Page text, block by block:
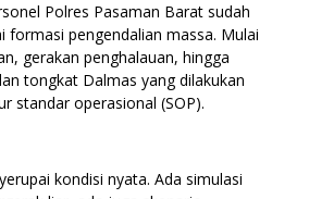
Polres Pasaman Barat sudah
formasi pengendalian massa. Mulai
gerakan penghalauan, hingga
tongkat Dalmas yang dilakukan
standar operasional (SOP).
kondisi nyata. Ada simulasi